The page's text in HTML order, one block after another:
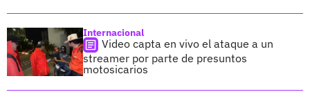
Internacional
Video capta en vivo el ataque a un
streamer por parte de presuntos
motosicarios